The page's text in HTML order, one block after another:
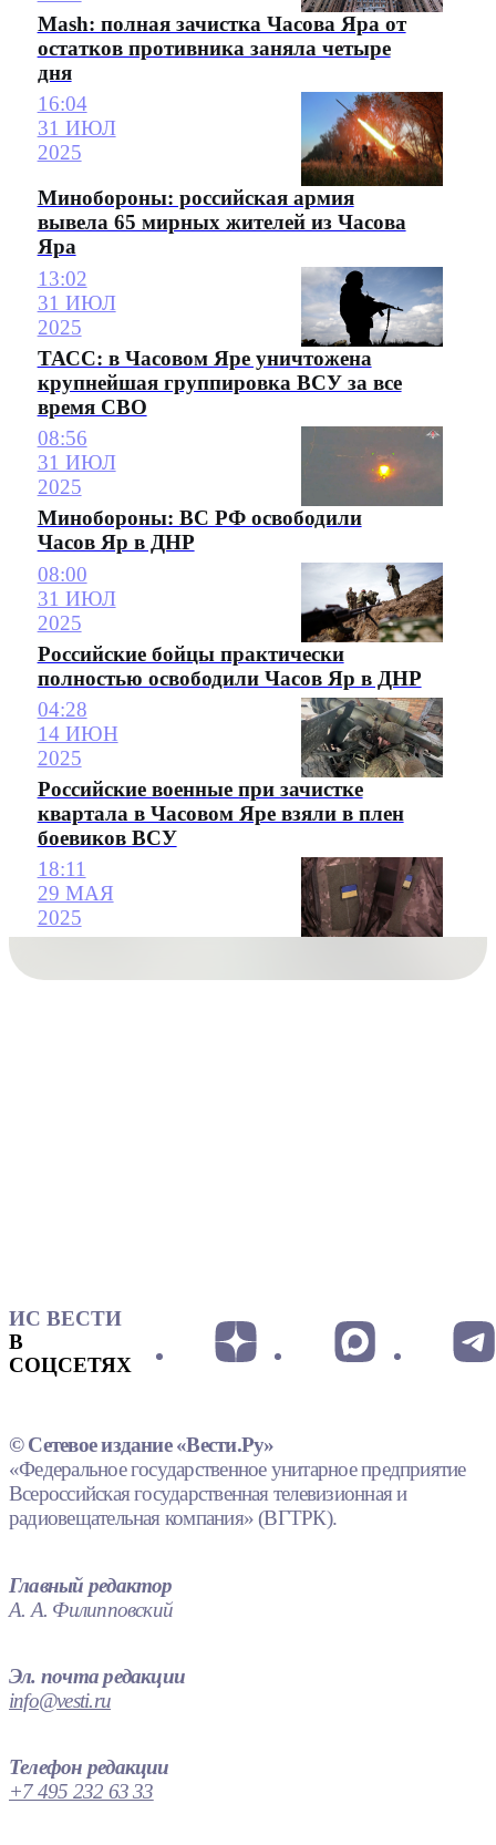
Mash: полная зачистка Часова Яра от
остатков противника заняла четыре
дня
16:04
31 ИЮЛ
2025
Минобороны: российская армия
вывела 65 мирных жителей из Часова
Яра
13:02
31 ИЮЛ
2025
ТАСС: в Часовом Яре уничтожена
крупнейшая группировка ВСУ за все
время СВО
08:56
31 ИЮЛ
2025
Минобороны: ВС РФ освободили
Часов Яр в ДНР
08:00
31 ИЮЛ
2025
Российские бойцы практически
полностью освободили Часов Яр в ДНР
04:28
14 ИЮН
2025
Российские военные при зачистке
квартала в Часовом Яре взяли в плен
боевиков ВСУ
18:11
29 МАЯ
2025
ИС ВЕСТИ
В
СОЦСЕТЯХ
© Сетевое издание «Вести.Ру»
«Федеральное государственное унитарное предприятие
Всероссийская государственная телевизионная и
радиовещательная компания» (ВГТРК).
Главный редактор
А. А. Филипповский
Эл. почта редакции
info@vesti.ru
Телефон редакции
+7 495 232 63 33